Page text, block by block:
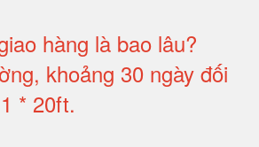
hàng là bao lâu?
khoảng 30 ngày đối
* 20ft.